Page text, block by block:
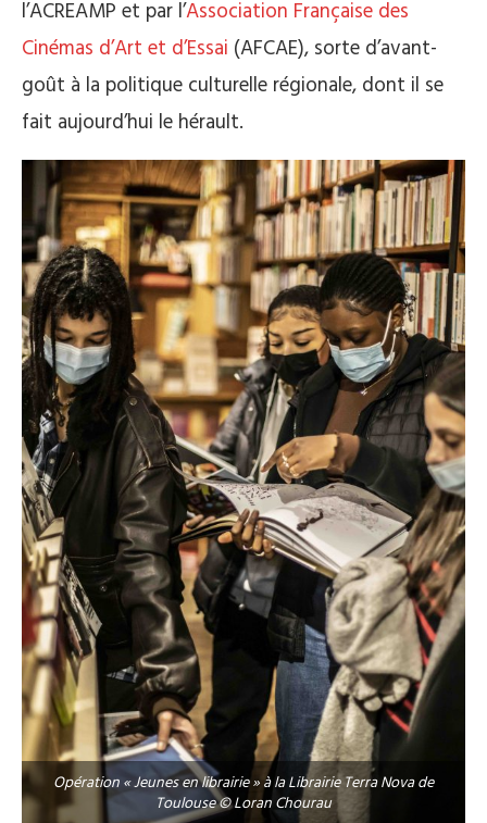
l’ACREAMP et par l’Association Française des
Cinémas d’Art et d’Essai (AFCAE), sorte d’avant-
goût à la politique culturelle régionale, dont il se
fait aujourd’hui le hérault.
Opération « Jeunes en librairie » à la Librairie Terra Nova de
Toulouse © Loran Chourau